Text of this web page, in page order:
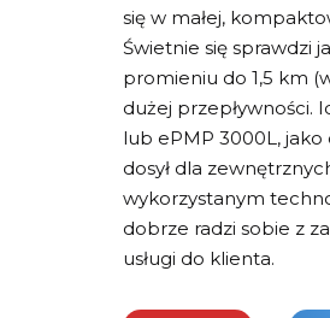
się w małej,
Świetnie się sprawdzi
promieniu do 1,5 km
dużej przepływności.
lub ePMP 3000L,
dosył dla
wykorzystanym
dobrze radzi sobie z
usługi do klienta.